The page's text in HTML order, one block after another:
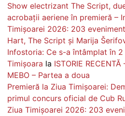
Show electrizant The Script,
acrobații aeriene în premieră –
Timișoarei 2026: 203
Hart, The Script și Marija
Infostoria: Ce s-a întâmplat în 2
Timișoara la ISTORIE RECENTĂ
MEBO – Partea a doua
Premieră la Ziua Timișoarei:
primul concurs oficial de Cub
Ziua Timișoarei 2026: 203